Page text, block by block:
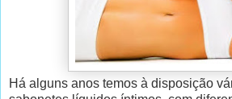
Há alguns anos temos à disposição